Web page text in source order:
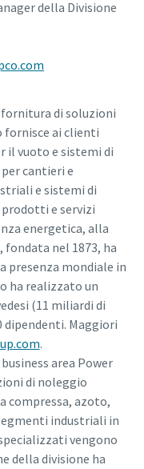
della Divisione
di soluzioni
ai clienti
il vuoto e sistemi di
cantieri e
e sistemi di
prodotti e servizi
energetica, alla
nel 1873, ha
presenza mondiale in
ha realizzato un
(11 miliardi di
dipendenti. Maggiori
.
area Power
di noleggio
compressa, azoto,
industriali in
vengono
della divisione ha